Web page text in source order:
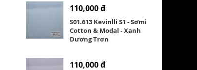
110,000 đ
S01.613 Kevinlli S1 - Sơmi
Cotton & Modal - Xanh
Dương Trơn
110,000 đ